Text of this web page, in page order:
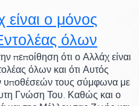
ο μόνος
όλων
πεποίθηση ότι ο Αλλάχ είναι
όλων και ότι Αυτός
υποθέσεών τους σύμφωνα με
Γνώση Του. Καθώς και ο